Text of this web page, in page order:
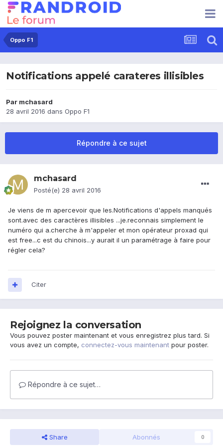
Oppo F1
Notifications appelé carateres illisibles
Par mchasard
28 avril 2016 dans Oppo F1
Répondre à ce sujet
mchasard
Posté(e) 28 avril 2016
Je viens de m apercevoir que les.Notifications d'appels manqués
sont.avec des caractères illisibles ...je.reconnais simplement le
numéro qui a.cherche à m'appeler et mon opérateur proxad qui
est free...c est du chinois...y aurait il un paramétrage à faire pour
régler cela?
Citer
Rejoignez la conversation
Vous pouvez poster maintenant et vous enregistrez plus tard. Si
vous avez un compte, connectez-vous maintenant pour poster.
Répondre à ce sujet…
Share Abonnés 0